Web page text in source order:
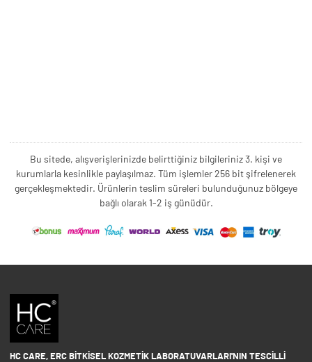
Bu sitede, alışverişlerinizde belirttiğiniz bilgileriniz 3. kişi ve
kurumlarla kesinlikle paylaşılmaz. Tüm işlemler 256 bit şifrelenerek
gerçekleşmektedir. Ürünlerin teslim süreleri bulunduğunuz bölgeye
bağlı olarak 1-2 iş günüdür.
HC CARE, ERC BITKISEL KOZMETIK LABORATUVARLARI'NIN TESCILLI